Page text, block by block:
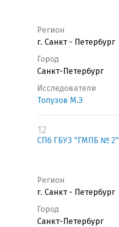
Регион
г. Санкт - Петербург
Город
Санкт-Петербург
Исследователи
Топузов М.Э
12
СПб ГБУЗ "ГМПБ № 2"
Регион
г. Санкт - Петербург
Город
Санкт-Петербург